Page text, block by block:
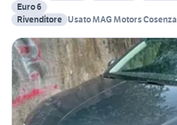
Euro 6
Rivenditore Usato MAG Motors Cosenza